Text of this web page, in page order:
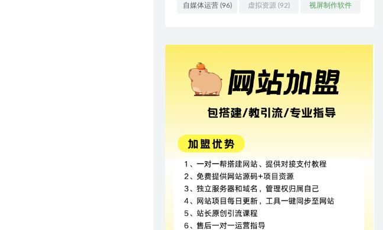
自媒体运营(96) 虚拟资源 (92) 视屏制作软件